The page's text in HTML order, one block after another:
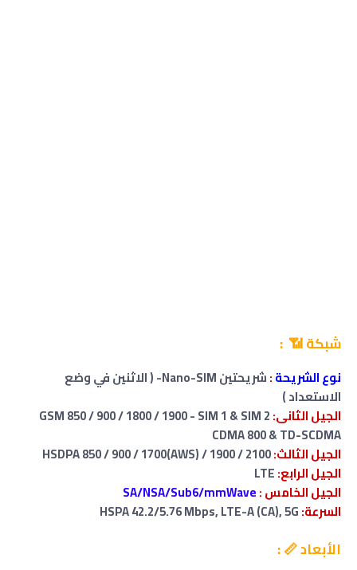
شبكة 📶 :
نوع الشريحة:شريحتين
Nano-SIM- ( الاثنين في وضع
الاستعداد )
الجيل الثانى:
CDMA 800 & TD-SCDMA
الجيل الثالث:HSDPA 850 / 900 / 1700(AWS) / 1900 / 2100
الجيل الرابع:LTE
الجيل الخامس:
السرعة:HSPA 42.2/5.76 Mbps, LTE-A (CA), 5G
الأبعاد 📏 :